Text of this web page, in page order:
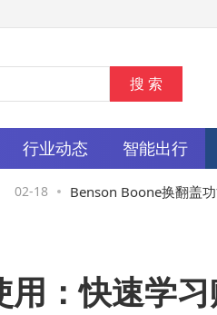
行业动态 智能出行
02-18 Benson Boone换翻盖功
：快速学